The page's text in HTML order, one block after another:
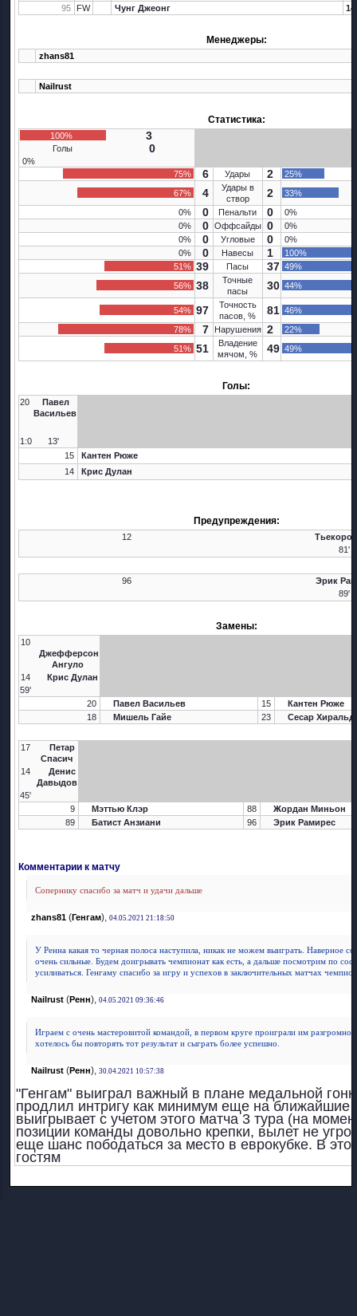
95
FW Чунг Джеонг
Менеджеры:
zhans81
Nailrust
Статистика:
100% 3
Голы 0
0%
75%
6 Удары 2
25%
67%
4
Удары в
створ
2
33%
0%
0 Пенальти 0
0%
0%
0 Оффсайды 0
0%
0%
0 Угловые 0
0%
0%
0 Навесы 1
100%
51% 39 Пасы 37 49%
56% 38
Точные
пасы
30 44%
54% 97
Точность
пасов, %
81 46%
78%
7 Нарушения 2
22%
51% 51
Владение
мячом, %
49 49%
Голы:
20
Павел
Васильев
1:0
13'
15
Кантен Рюже
14
Крис Дулан
Предупреждения:
12
Тьекоро
81'
96
Эрик
89'
Замены:
10
Джефферсон
Ангуло
14
Крис Дулан
59'
20
Павел Васильев 15
Кантен Рюже
18
Мишель Гайе 23 Сесар
17
Петар
Спасич
14
Денис
Давыдов
45'
9
Мэттью Клэр 88
Жордан Миньон
89
Батист Анзиани 96 Эрик Рамирес
Комментарии к матчу
Сопернику спасибо за матч и удачи дальше
zhans81(Генгам), 04.05.2021 21:18:50
У Ренна какая то черная полоса наступила, никак не можем выиграть. Наверное
очень сильные. Будем доигрывать чемпионат как есть, а дальше посмотрим по
усиливаться. Генгаму спасибо за игру и успехов в заключительных матчах
Nailrust(Ренн), 04.05.2021 09:36:46
Играем с очень мастеровитой командой, в первом круге проиграли им разгромно
хотелось бы повторять тот результат и сыграть более успешно.
Nailrust(Ренн), 30.04.2021 10:57:38
"Генгам" выиграл важный в плане медальной
продлил интригу как минимум еще на ближайшие
выигрывает с учетом этого матча 3 тура (на
позиции команды довольно крепки, вылет не
еще шанс пободаться за место в еврокубке. В
гостям